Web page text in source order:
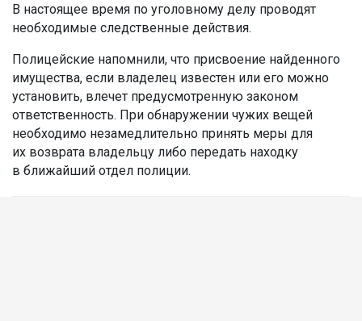
В настоящее время по уголовному делу проводят
необходимые следственные действия.
Полицейские напомнили, что присвоение найденного
имущества, если владелец известен или его можно
установить, влечет предусмотренную законом
ответственность. При обнаружении чужих вещей
необходимо незамедлительно принять меры для
их возврата владельцу либо передать находку
в ближайший отдел полиции.